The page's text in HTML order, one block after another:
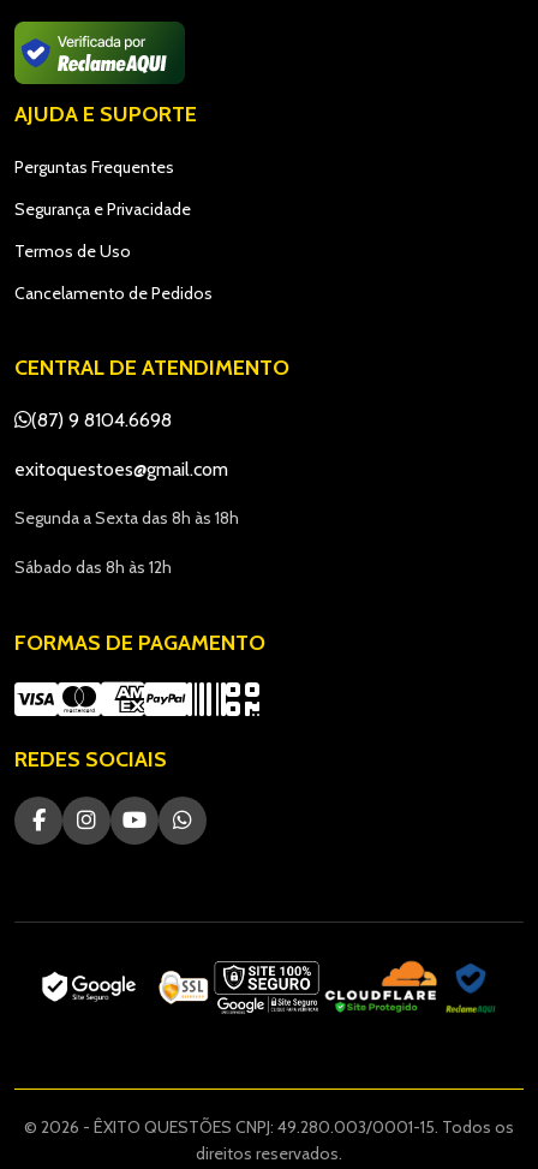
AJUDA E SUPORTE
Perguntas Frequentes
Segurança e Privacidade
Termos de Uso
Cancelamento de Pedidos
CENTRAL DE ATENDIMENTO
(87) 9 8104.6698
exitoquestoes@gmail.com
Segunda a Sexta das 8h às 18h
Sábado das 8h às 12h
FORMAS DE PAGAMENTO
REDES SOCIAIS
© 2026 - ÊXITO QUESTÕES CNPJ: 49.280.003/0001-15. Todos os
direitos reservados.